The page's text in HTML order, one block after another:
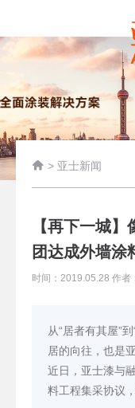
 > 亚士新闻
【再下一城
团达成外墙涂
时间：2019.05.28 作者
从“居者有其屋”
居的向往，也是
近日，亚士漆与
料工程集采协议